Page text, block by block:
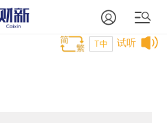
试听
T中